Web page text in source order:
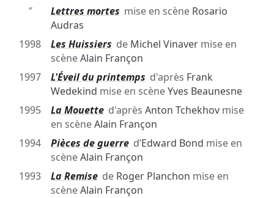
″
Lettres mortes mise en scène Rosario
Audras
1998
Les Huissiers de Michel Vinavermise en
scèneAlain Françon
1997
L'Éveil du printemps d'après Frank
Wedekind mise en scèneYves Beaunesne
1995
La Mouetted'après Anton Tchekhovmise
en scèneAlain Françon
1994
Pièces de guerred’Edward Bond mise en
scèneAlain Françon
1993
La Remisede Roger Planchon mise en
scèneAlain Françon